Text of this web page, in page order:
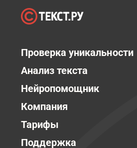
Проверка уникальности
Анализ текста
Нейропомощник
Компания
Тарифы
Поддержка